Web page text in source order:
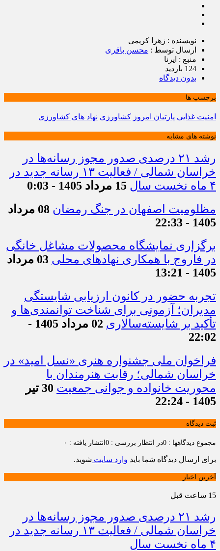
نویسنده : زهرا کریمی
ارسال توسط : محسن باقری
منبع : ایرنا
124 بازدید
بدون دیدگاه
برچسب ها
امنیت غذایی پارتیان امروز کشاورزی نهاد های کشاورزی
نوشته های مشابه
رشد ۲۱ درصدی صدور مجوز رسانه‌ها در
خراسان شمالی / فعالیت ۱۳ رسانه جدید در
۴ ماه نخست سال
15 مرداد 1405 - 0:03
مظلومیت اصفهان در جنگ رمضان
08 مرداد
1405 - 22:33
برگزاری نمایشگاه محصولات مشاغل خانگی
در فاروج با همکاری نهادهای محلی
03 مرداد
1405 - 13:21
تجربه حضور در کانون ارزیابی شایستگی
مدیران؛ آزمونی برای شناخت توانمندی‌ها و
تأکید بر شایسته‌سالاری
02 مرداد 1405 -
22:02
فراخوان ملی جشنواره هنری «نسل امید» در
خراسان شمالی؛ رقابت هنرمندان با
محوریت خانواده و جوانی جمعیت
30 تیر
1405 - 22:24
ثبت دیدگاه
مجموع دیدگاهها : 0 در انتظار بررسی : 0 انتشار یافته : ۰
برای ارسال دیدگاه شما باید وارد سایت شوید.
آخرین اخبار
15 ساعت قبل
رشد ۲۱ درصدی صدور مجوز رسانه‌ها در
خراسان شمالی / فعالیت ۱۳ رسانه جدید در
۴ ماه نخست سال